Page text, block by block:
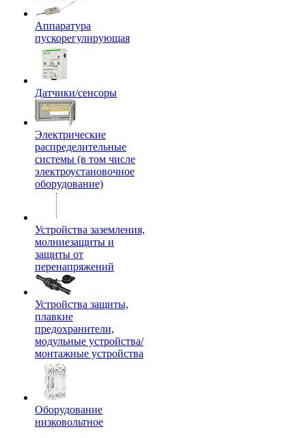
Аппаратура
пускорегулирующая
Датчики/сенсоры
Электрические
распределительные
системы (в том числе
электроустановочное
оборудование)
Устройства заземления,
молниезащиты и
защиты от
перенапряжений
Устройства защиты,
плавкие
предохранители,
модульные устройства/
монтажные устройства
Оборудование
низковольтное